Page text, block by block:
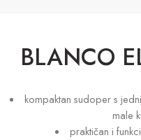
BLANCO
kompaktan sudoper s
male
praktičan i